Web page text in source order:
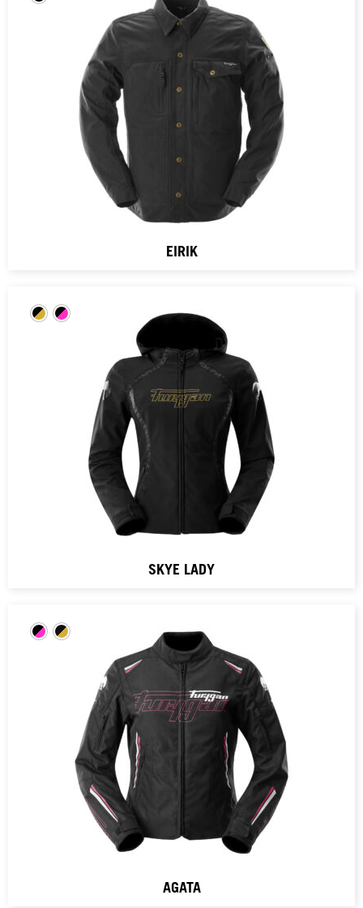
EIRIK
SKYE LADY
AGATA